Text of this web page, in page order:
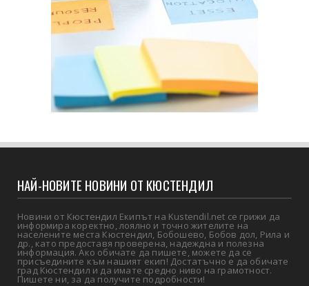
НАЙ-НОВИТЕ НОВИНИ ОТ КЮСТЕНДИЛ
Новини от Кюстендил Екипът на Kustendil.net се грижи да
информира коректно, лоялно и точно жителите на
населените места Кюстендил, Бобошево, Бобов дол, Рила и
др., като предоставя проверена, надеждна и полезна
информация. Ако обичате да пишете, можете да се
присъедините към нашият екип! Достатъчно е да обичате
град Кюстендил и да имате средно ниво на грамотност.
Пишете ни, за да получите подробности!